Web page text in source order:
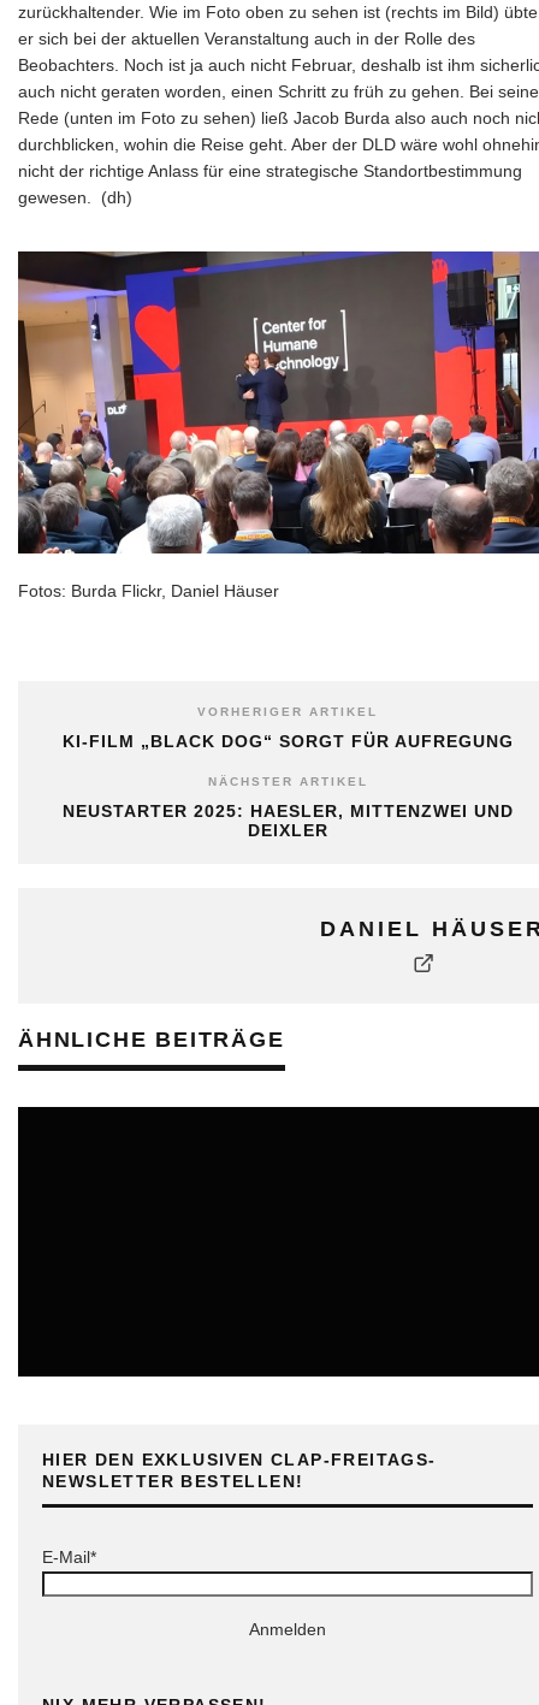
zurückhaltender. Wie im Foto oben zu sehen ist (rechts im Bild) übte
er sich bei der aktuellen Veranstaltung auch in der Rolle des
Beobachters. Noch ist ja auch nicht Februar, deshalb ist ihm
auch nicht geraten worden, einen Schritt zu früh zu gehen. Bei
Rede (unten im Foto zu sehen) ließ Jacob Burda also auch noch
durchblicken, wohin die Reise geht. Aber der DLD wäre wohl
nicht der richtige Anlass für eine strategische Standortbestimmung
gewesen. (dh)
Fotos: Burda Flickr, Daniel Häuser
VORHERIGER ARTIKEL
KI-FILM „BLACK DOG“ SORGT FÜR AUFREGUNG
NÄCHSTER ARTIKEL
NEUSTARTER 2025: HAESLER, MITTENZWEI UND
DEIXLER
DANIEL
ÄHNLICHE BEITRÄGE
HIER DEN EXKLUSIVEN CLAP-FREITAGS-
NEWSLETTER BESTELLEN!
E-Mail*
Anmelden